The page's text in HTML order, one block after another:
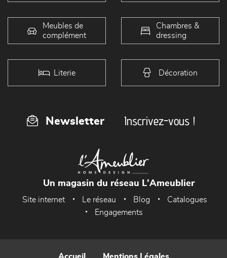
Meubles de
complément
Chambres &
dressing
Literie Décoration
Newsletter Inscrivez-vous !
Un magasin du réseau L'Ameublier
Site internet Le réseau Blog
Catalogues
Engagements